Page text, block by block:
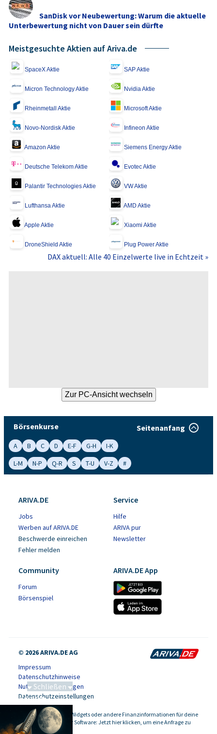
SanDisk vor Neubewertung: Warum die aktuelle
Unterbewertung nicht von Dauer sein dürfte
Meistgesuchte Aktien auf Ariva.de
SpaceX Aktie SAP Aktie
Micron Technology Aktie Nvidia Aktie
Rheinmetall Aktie Microsoft Aktie
Novo-Nordisk Aktie Infineon Aktie
Amazon Aktie Siemens Energy Aktie
Deutsche Telekom Aktie Evotec Aktie
Palantir Technologies Aktie VW Aktie
Lufthansa Aktie AMD Aktie
Apple Aktie Xiaomi Aktie
DroneShield Aktie Plug Power Aktie
DAX aktuell: Alle 40 Einzelwerte live in Echtzeit »
Börsenkurse Seitenanfang
A B C D E-F G-H
I-K
L-M
N-P Q-R S T-U V-Z #
ARIVA.DE
Jobs
Werben auf ARIVA.DE
Beschwerde einreichen
Fehler melden
Service
Hilfe
ARIVA pur
Newsletter
Community
Forum
Börsenspiel
ARIVA.DE App
© 2026 ARIVA.DE AG
Impressum
Datenschutzhinweise
Nutzungsbedingungen
Datenschutzeinstellungen
-
Kursdaten, Widgets oder andere Finanzinformationen für deine
Website oder Software: Jetzt hier klicken, um eine Anfrage zu
stellen.
Schließen
Saga bei 0,53 CAD